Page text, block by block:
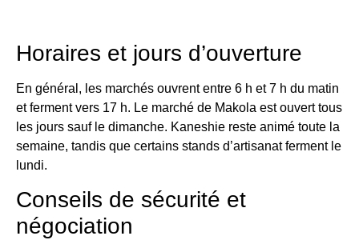
Horaires et jours d’ouverture
En général, les marchés ouvrent entre 6 h et 7 h du matin
et ferment vers 17 h. Le marché de Makola est ouvert tous
les jours sauf le dimanche. Kaneshie reste animé toute la
semaine, tandis que certains stands d’artisanat ferment le
lundi.
Conseils de sécurité et
négociation